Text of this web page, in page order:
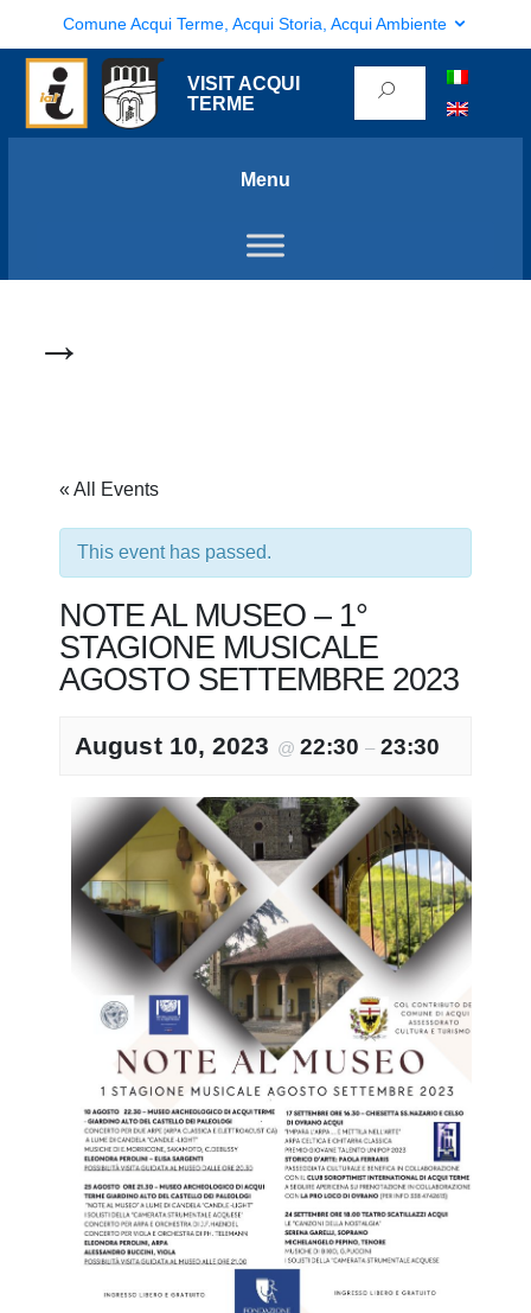
Comune Acqui Terme, Acqui Storia, Acqui Ambiente
VISIT ACQUI
TERME
Menu
→
« All Events
This event has passed.
NOTE AL MUSEO – 1°
STAGIONE MUSICALE
AGOSTO SETTEMBRE 2023
August 10, 2023 @ 22:30– 23:30